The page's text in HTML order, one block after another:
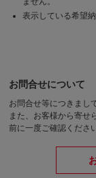
表示している希望
お問合せについて
お問合せ等につきまし
また、お客様から寄せ
前に一度ご確認くださ